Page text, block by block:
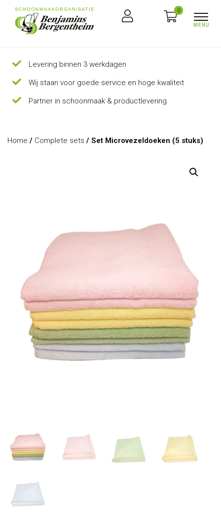
0
Levering binnen 3 werkdagen
Wij staan voor goede service en hoge kwaliteit
Partner in schoonmaak & productlevering
Home / Complete sets / Set Microvezeldoeken (5 stuks)